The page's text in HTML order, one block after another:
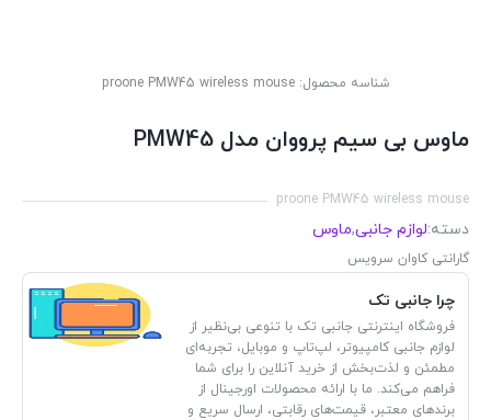
شناسه محصول:proone PMW45 wireless mouse
ماوس بی سیم پرووان مدل PMW45
proone PMW45 wireless mouse
دسته:لوازم جانبی,ماوس
گارانتی کاوان سرویس
چرا جانبی تک
فروشگاه اینترنتی جانبی تک با تنوعی بی‌نظیر از
لوازم جانبی کامپیوتر، لپ‌تاپ و موبایل، تجربه‌ای
مطمئن و لذت‌بخش از خرید آنلاین را برای شما
فراهم می‌کند. ما با ارائه محصولات اورجینال از
برندهای معتبر، قیمت‌های رقابتی، ارسال سریع و